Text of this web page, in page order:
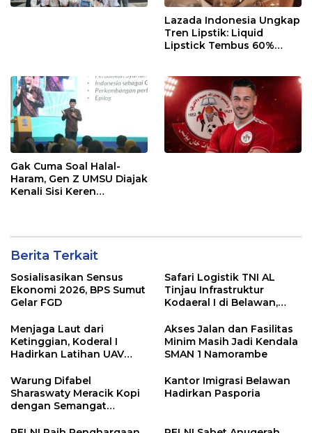
Lazada Indonesia Ungkap
Tren Lipstik: Liquid
Lipstick Tembus 60%
Gak Cuma Soal Halal-
Haram, Gen Z UMSU Diajak
Kenali Sisi Keren
Berita Terkait
Sosialisasikan Sensus
Ekonomi 2026, BPS Sumut
Gelar FGD
Safari Logistik TNI AL
Tinjau Infrastruktur
Kodaeral I di Belawan,
Operasional
Menjaga Laut dari
Ketinggian, Koderal I
Hadirkan Latihan UAV
Akses Jalan dan Fasilitas
Minim Masih Jadi Kendala
SMAN 1 Namorambe
Warung Difabel
Sharaswaty Meracik Kopi
dengan Semangat
Kantor Imigrasi Belawan
Hadirkan Pasporia